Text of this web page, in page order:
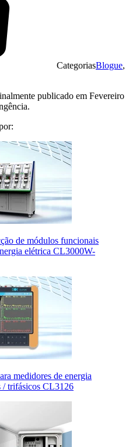
CategoriasBlogue,
publicado em Fevereiro
de módulos funcionais
elétrica CL3000W-
medidores de energia
/ trifásicos CL3126